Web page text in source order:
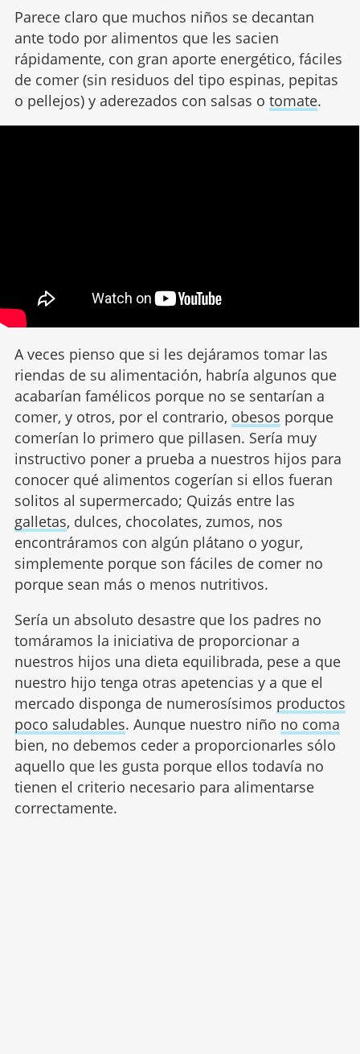
Parece claro que muchos niños se decantan
ante todo por alimentos que les sacien
rápidamente, con gran aporte energético, fáciles
de comer (sin residuos del tipo espinas, pepitas
o pellejos) y aderezados con salsas o tomate.
A veces pienso que si les dejáramos tomar las
riendas de su alimentación, habría algunos que
acabarían famélicos porque no se sentarían a
comer, y otros, por el contrario, obesos porque
comerían lo primero que pillasen. Sería muy
instructivo poner a prueba a nuestros hijos para
conocer qué alimentos cogerían si ellos fueran
solitos al supermercado; Quizás entre las
galletas, dulces, chocolates, zumos, nos
encontráramos con algún plátano o yogur,
simplemente porque son fáciles de comer no
porque sean más o menos nutritivos.
Sería un absoluto desastre que los padres no
tomáramos la iniciativa de proporcionar a
nuestros hijos una dieta equilibrada, pese a que
nuestro hijo tenga otras apetencias y a que el
mercado disponga de numerosísimos productos
poco saludables. Aunque nuestro niño no coma
bien, no debemos ceder a proporcionarles sólo
aquello que les gusta porque ellos todavía no
tienen el criterio necesario para alimentarse
correctamente.